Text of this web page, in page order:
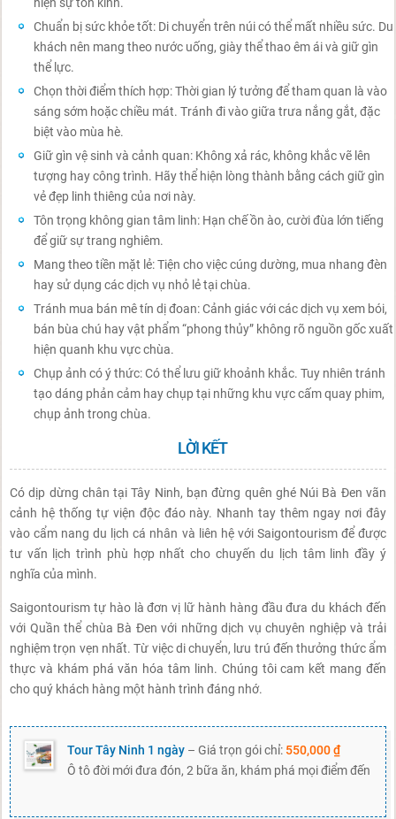
Chuẩn bị sức khỏe tốt: Di chuyển trên núi có thể mất nhiều sức. Du
khách nên mang theo nước uống, giày thể thao êm ái và giữ gìn
thể lực.
Chọn thời điểm thích hợp: Thời gian lý tưởng để tham quan là vào
sáng sớm hoặc chiều mát. Tránh đi vào giữa trưa nắng gắt, đặc
biệt vào mùa hè.
Giữ gìn vệ sinh và cảnh quan: Không xả rác, không khắc vẽ lên
tượng hay công trình. Hãy thể hiện lòng thành bằng cách giữ gìn
vẻ đẹp linh thiêng của nơi này.
Tôn trọng không gian tâm linh: Hạn chế ồn ào, cười đùa lớn tiếng
để giữ sự trang nghiêm.
Mang theo tiền mặt lẻ: Tiện cho việc cúng dường, mua nhang đèn
hay sử dụng các dịch vụ nhỏ lẻ tại chùa.
Tránh mua bán mê tín dị đoan: Cảnh giác với các dịch vụ xem bói,
bán bùa chú hay vật phẩm “phong thủy” không rõ nguồn gốc xuất
hiện quanh khu vực chùa.
Chụp ảnh có ý thức: Có thể lưu giữ khoảnh khắc. Tuy nhiên tránh
tạo dáng phản cảm hay chụp tại những khu vực cấm quay phim,
chụp ảnh trong chùa.
LỜI KẾT
Có dịp dừng chân tại Tây Ninh, bạn đừng quên ghé Núi Bà Đen vãn
cảnh hệ thống tự viện độc đáo này. Nhanh tay thêm ngay nơi đây
vào cẩm nang du lịch cá nhân và liên hệ với Saigontourism để được
tư vấn lịch trình phù hợp nhất cho chuyến du lịch tâm linh đầy ý
nghĩa của mình.
Saigontourism tự hào là đơn vị lữ hành hàng đầu đưa du khách đến
với Quần thể chùa Bà Đen với những dịch vụ chuyên nghiệp và trải
nghiệm trọn vẹn nhất. Từ việc di chuyển, lưu trú đến thưởng thức ẩm
thực và khám phá văn hóa tâm linh. Chúng tôi cam kết mang đến
cho quý khách hàng một hành trình đáng nhớ.
Tour Tây Ninh 1 ngày– Giá trọn gói chỉ: 550,000 ₫
Ô tô đời mới đưa đón, 2 bữa ăn, khám phá mọi điểm đến